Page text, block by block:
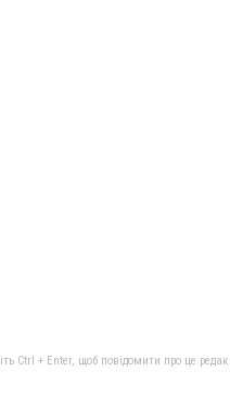
Ctrl + Enter, щоб повідомити про це